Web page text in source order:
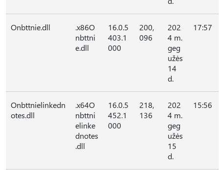
Onbttnie.dll
.x86O
nbttni
e.dll
16.0.5
403.1
000
200,
096
202
4 m.
geg
užės
14
d.
17:57
Onbttnielinkedn
otes.dll
.x64O
nbttni
elinke
dnotes
.dll
16.0.5
452.1
000
218,
136
202
4 m.
geg
užės
15
d.
15:56